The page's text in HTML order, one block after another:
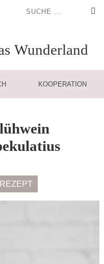
Wunderland
KOOPERATION